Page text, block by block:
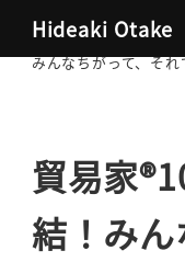
Hideaki Otake
大竹秀明 公式サイト
みんなちがって、そ
貿易家
結！み